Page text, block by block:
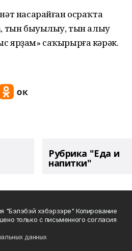
насарайған осраҡта
тын быуылыу, тын алыу
ярҙам» саҡырырға кәрәк.
Рубрика "Еда и
напитки"
"Бэлэбэй хэбэрзэре" Копирование
только с письменного согласия
данных